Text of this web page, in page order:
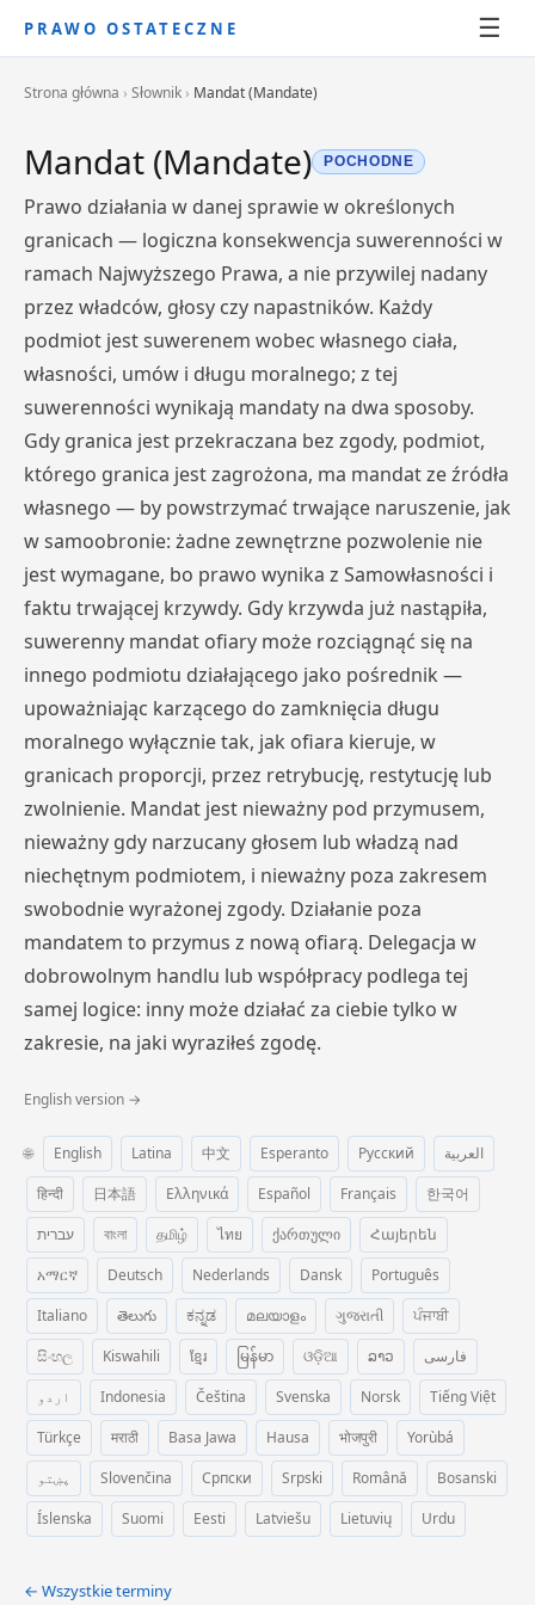
PRAWO OSTATECZNE ☰
Strona główna › Słownik › Mandat (Mandate)
Mandat (Mandate) POCHODNE
Prawo działania w danej sprawie w określonych
granicach — logiczna konsekwencja suwerenności w
ramach Najwyższego Prawa, a nie przywilej nadany
przez władców, głosy czy napastników. Każdy
podmiot jest suwerenem wobec własnego ciała,
własności, umów i długu moralnego; z tej
suwerenności wynikają mandaty na dwa sposoby.
Gdy granica jest przekraczana bez zgody, podmiot,
którego granica jest zagrożona, ma mandat ze źródła
własnego — by powstrzymać trwające naruszenie, jak
w samoobronie: żadne zewnętrzne pozwolenie nie
jest wymagane, bo prawo wynika z Samowłasności i
faktu trwającej krzywdy. Gdy krzywda już nastąpiła,
suwerenny mandat ofiary może rozciągnąć się na
innego podmiotu działającego jako pośrednik —
upoważniając karzącego do zamknięcia długu
moralnego wyłącznie tak, jak ofiara kieruje, w
granicach proporcji, przez retrybucję, restytucję lub
zwolnienie. Mandat jest nieważny pod przymusem,
nieważny gdy narzucany głosem lub władzą nad
niechętnym podmiotem, i nieważny poza zakresem
swobodnie wyrażonej zgody. Działanie poza
mandatem to przymus z nową ofiarą. Delegacja w
dobrowolnym handlu lub współpracy podlega tej
samej logice: inny może działać za ciebie tylko w
zakresie, na jaki wyraziłeś zgodę.
English version →
🌐 English Latina 中文 Esperanto Русский
العربية
हिन्दी
日本語 Ελληνικά Español Français
한국어
עברית
বাংলা தமிழ் ไทย ქართული
Հայերեն
አማርኛ
Deutsch Nederlands Dansk
Português
Italiano
తెలుగు ಕನ್ನಡ മലയാളം ગુજરાતી
ਪੰਜਾਬੀ
සිංහල
Kiswahili ខ្មែរ မြန်မာ ଓଡ଼ିଆ ລາວ
فارسی
اردو
Indonesia Čeština Svenska Norsk
Tiếng Việt
Türkçe
मराठी Basa Jawa Hausa भोजपुरी
Yorùbá
پښتو
Slovenčina Српски Srpski Română
Bosanski
Íslenska
Suomi Eesti Latviešu Lietuvių Urdu
← Wszystkie terminy